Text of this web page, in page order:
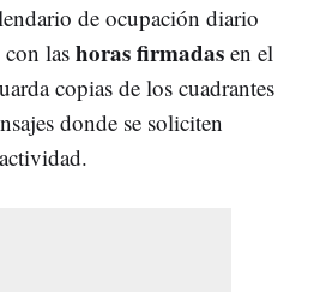
de ocupación diario
con lashorasfirmadas en el
copias de los cuadrantes
donde se soliciten